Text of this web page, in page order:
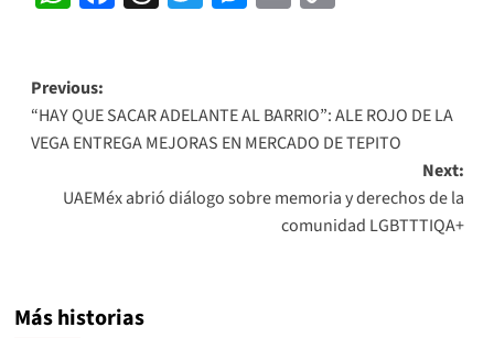
Post
navigation
Previous:
“HAY QUE SACAR ADELANTE AL BARRIO”: ALE ROJO DE LA
VEGA ENTREGA MEJORAS EN MERCADO DE TEPITO
Next:
UAEMéx abrió diálogo sobre memoria y derechos de la
comunidad LGBTTTIQA+
Más historias